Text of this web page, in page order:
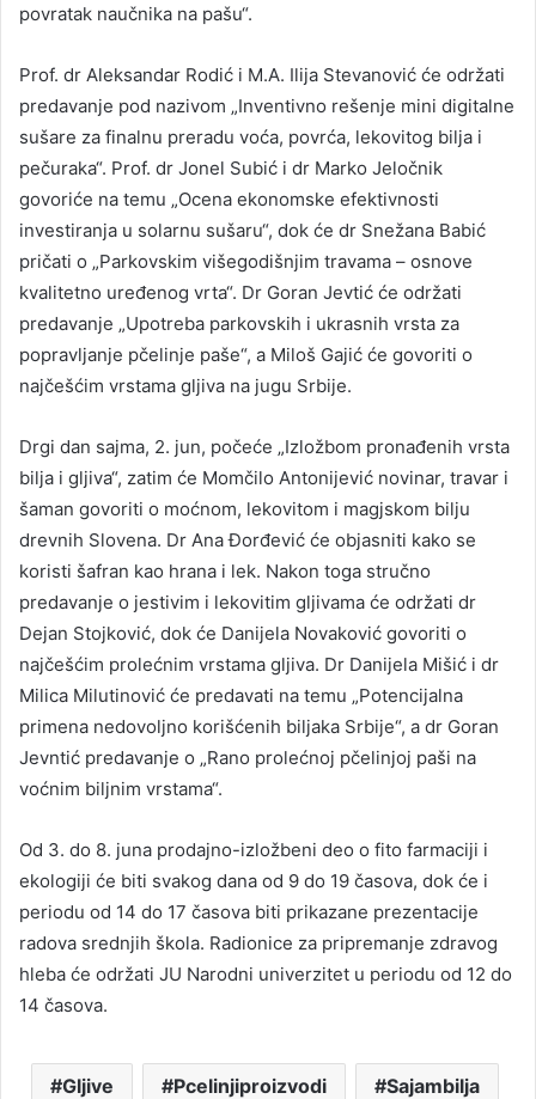
povratak naučnika na pašu“.
Prof. dr Aleksandar Rodić i M.A. Ilija Stevanović će održati
predavanje pod nazivom „Inventivno rešenje mini digitalne
sušare za finalnu preradu voća, povrća, lekovitog bilja i
pečuraka“. Prof. dr Jonel Subić i dr Marko Jeločnik
govoriće na temu „Ocena ekonomske efektivnosti
investiranja u solarnu sušaru“, dok će dr Snežana Babić
pričati o „Parkovskim višegodišnjim travama – osnove
kvalitetno uređenog vrta“. Dr Goran Jevtić će održati
predavanje „Upotreba parkovskih i ukrasnih vrsta za
popravljanje pčelinje paše“, a Miloš Gajić će govoriti o
najčešćim vrstama gljiva na jugu Srbije.
Drgi dan sajma, 2. jun, počeće „Izložbom pronađenih vrsta
bilja i gljiva“, zatim će Momčilo Antonijević novinar, travar i
šaman govoriti o moćnom, lekovitom i magjskom bilju
drevnih Slovena. Dr Ana Đorđević će objasniti kako se
koristi šafran kao hrana i lek. Nakon toga stručno
predavanje o jestivim i lekovitim gljivama će održati dr
Dejan Stojković, dok će Danijela Novaković govoriti o
najčešćim prolećnim vrstama gljiva. Dr Danijela Mišić i dr
Milica Milutinović će predavati na temu „Potencijalna
primena nedovoljno korišćenih biljaka Srbije“, a dr Goran
Jevntić predavanje o „Rano prolećnoj pčelinjoj paši na
voćnim biljnim vrstama“.
Od 3. do 8. juna prodajno-izložbeni deo o fito farmaciji i
ekologiji će biti svakog dana od 9 do 19 časova, dok će i
periodu od 14 do 17 časova biti prikazane prezentacije
radova srednjih škola. Radionice za pripremanje zdravog
hleba će održati JU Narodni univerzitet u periodu od 12 do
14 časova.
Gljive Pcelinjiproizvodi Sajambilja